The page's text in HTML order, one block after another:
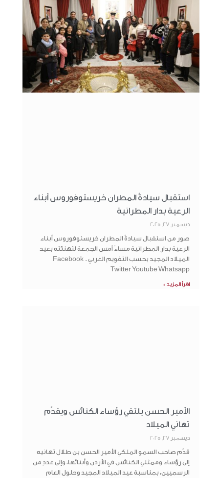
استقبال سيادةُ المطران خريستوفوروس أبناء
الرعية بدار المطرانية
ديسمبر 27, 2025
صور من استقبال سيادةُ المطران خريستوفوروس أبناء
الرعية بدار المطرانية مساءَ أمس الجمعة لتهنئته بعيد
الميلاد المجيد بحسب التقويم الغربي . Facebook
Twitter Youtube Whatsapp
اقرأ المزيد »
الأمير الحسن يلتقي رؤساء الكنائس ويقدّم
تهاني الميلاد
ديسمبر 27, 2025
قدّم صاحب السمو الملكي الأمير الحسن بن طلال تهانيه
إلى رؤساء وممثلي الكنائس في الأردن وأبنائها، وإلى عددٍ من
الرسميين، بمناسبة عيد الميلاد المجيد وحلول العام